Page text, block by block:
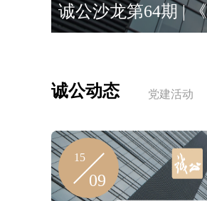
诚公乌鲁木齐分所
诚公沙龙第64期 |
诚公动态 党建活动
15
09